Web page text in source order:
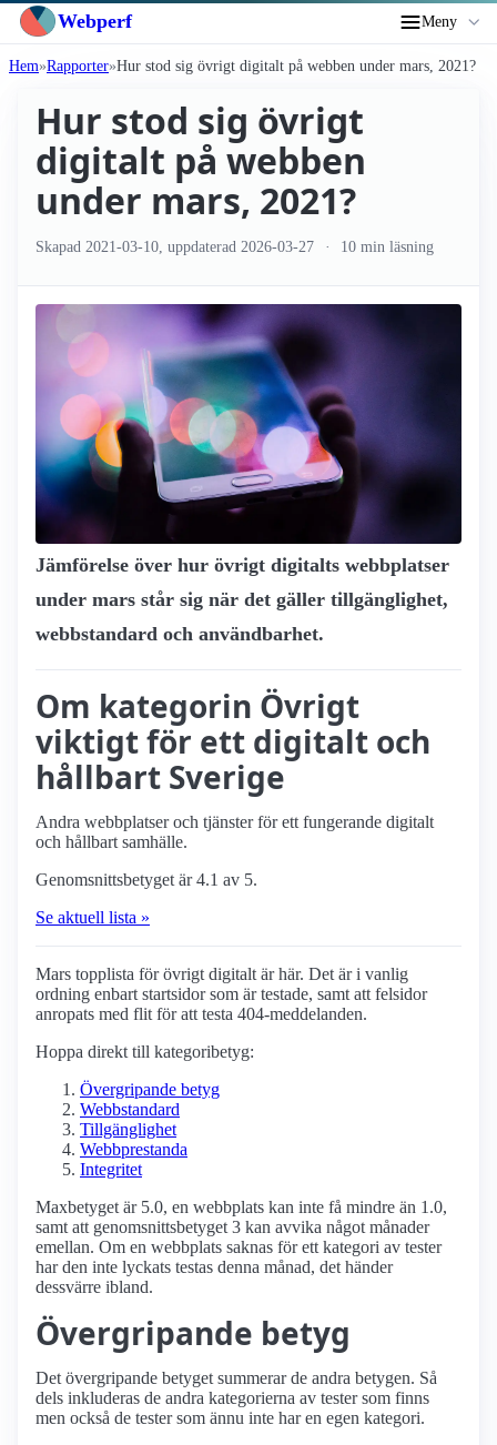
Webperf Meny
Hem Rapporter Hur stod sig övrigt digitalt på webben under mars, 2021?
Hur stod sig övrigt
digitalt på webben
under mars, 2021?
Skapad 2021-03-10 , uppdaterad 2026-03-27 10 min läsning
Jämförelse över hur övrigt digitalts webbplatser
under mars står sig när det gäller tillgänglighet,
webbstandard och användbarhet.
Om kategorin Övrigt
viktigt för ett digitalt och
hållbart Sverige
Andra webbplatser och tjänster för ett fungerande digitalt
och hållbart samhälle.
Genomsnittsbetyget är 4.1 av 5.
Se aktuell lista »
Mars topplista för övrigt digitalt är här. Det är i vanlig
ordning enbart startsidor som är testade, samt att felsidor
anropats med flit för att testa 404-meddelanden.
Hoppa direkt till kategoribetyg:
Övergripande betyg
Webbstandard
Tillgänglighet
Webbprestanda
Integritet
Maxbetyget är 5.0, en webbplats kan inte få mindre än 1.0,
samt att genomsnittsbetyget 3 kan avvika något månader
emellan. Om en webbplats saknas för ett kategori av tester
har den inte lyckats testas denna månad, det händer
dessvärre ibland.
Övergripande betyg
Det övergripande betyget summerar de andra betygen. Så
dels inkluderas de andra kategorierna av tester som finns
men också de tester som ännu inte har en egen kategori.